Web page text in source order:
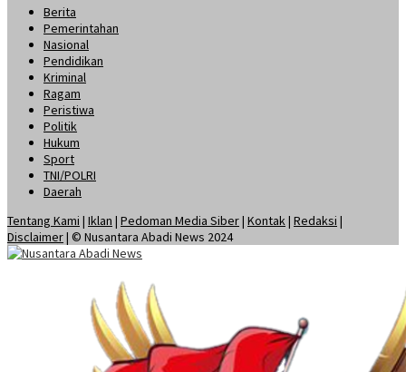
Berita
Pemerintahan
Nasional
Pendidikan
Kriminal
Ragam
Peristiwa
Politik
Hukum
Sport
TNI/POLRI
Daerah
Tentang Kami | Iklan | Pedoman Media Siber| Kontak | Redaksi |
Disclaimer| © Nusantara Abadi News 2024